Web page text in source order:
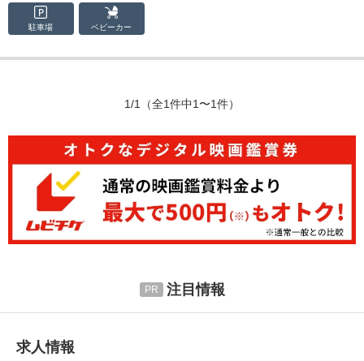
駐車場 ベビーカー
1/1 （全1件中1〜1件）
注目情報
求人情報